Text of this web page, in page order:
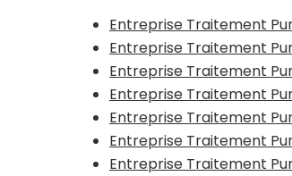
Entreprise Traitement
Entreprise Traitement
Entreprise Traitement
Entreprise Traitement
Entreprise Traitement
Entreprise Traitement
Entreprise Traitement